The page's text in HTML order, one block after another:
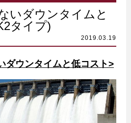
いダウンタイムと
タイプ)
ダウンタイムと低コスト>